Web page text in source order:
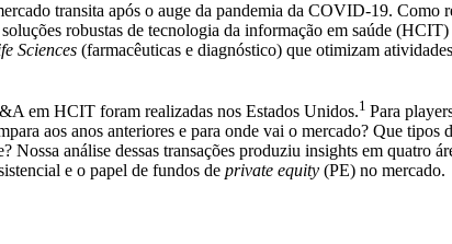
transita após o auge da pandemia da COVID-19. Como
robustas de tecnologia da informação em saúde
Sciences (farmacêuticas e diagnóstico) que otimizam
em HCIT foram realizadas nos Estados Unidos.1 Para
aos anos anteriores e para onde vai o mercado? Que tipos
análise dessas transações produziu insights em quatro
e o papel de fundos de private equity (PE) no mercado.